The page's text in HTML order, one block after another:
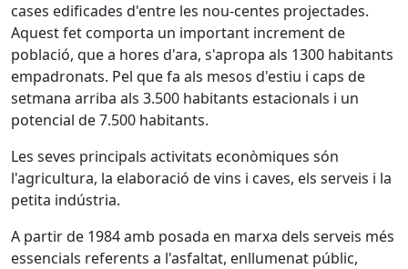
cases edificades d'entre les nou-centes projectades.
Aquest fet comporta un important increment de
població, que a hores d'ara, s'apropa als 1300 habitants
empadronats. Pel que fa als mesos d'estiu i caps de
setmana arriba als 3.500 habitants estacionals i un
potencial de 7.500 habitants.
Les seves principals activitats econòmiques són
l'agricultura, la elaboració de vins i caves, els serveis i la
petita indústria.
A partir de 1984 amb posada en marxa dels serveis més
essencials referents a l'asfaltat, enllumenat públic,